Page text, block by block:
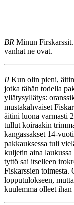
BR Minun
vanhat ne ovat.
IIKun olin pieni,
jotka tähän todella
yllätysyllätys:
mustakahvaiset
äitini luona varmasti
tullut koiraakin
kangassakset 14-
pakkauksessa tuli
kuljetin aina
tyttö sai itselleen
Fiskarssien toimesta.
lopputulokseen,
kuulemma olleet ihan